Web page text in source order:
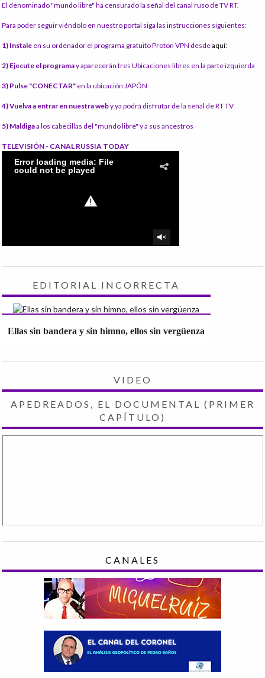
El denominado "mundo libre" ha censurado la señal del canal ruso de TV RT.
Para poder seguir viéndolo en nuestro portal siga las instrucciones siguientes:
1) Instale en su ordenador el programa gratuito Proton VPN desdeaquí:
2) Ejecute el programay aparecerán tres Ubicaciones libres en la parte izquierda
3) Pulse "CONECTAR" en la ubicación JAPÓN
4) Vuelva a entrar en nuestra weby ya podrá disfrutar de la señal de RT TV
5) Maldigaa los cabecillas del "mundo libre" y a sus ancestros
TELEVISIÓN - CANAL RUSSIA TODAY
EDITORIAL INCORRECTA
Ellas sin bandera y sin himno, ellos sin vergüenza
VIDEO
APEDREADOS, EL DOCUMENTAL (PRIMER
CAPÍTULO)
CANALES